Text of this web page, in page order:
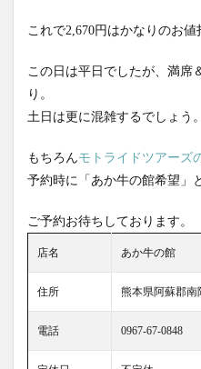
これで2,670円はかなりのお値
この日は平日でしたが、満席
り。
土日は更に混雑するでしょう。
もちろんモトライドツアーズ
予約時に「あか牛の館希望」
ご予約お待ちしております。
店名 あか牛の館
住所 熊本県阿蘇郡南
電話 0967-67-0848